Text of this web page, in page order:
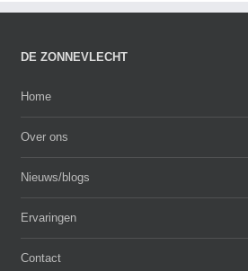
DE ZONNEVLECHT
Home
Over ons
Nieuws/blogs
Ervaringen
Contact